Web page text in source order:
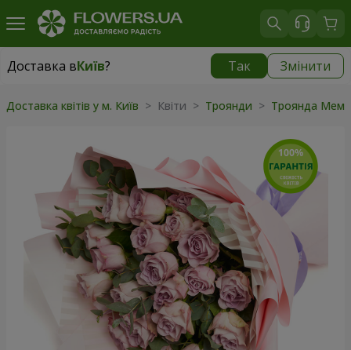
Доставка вКиїв? Так Змінити
Доставка вКиїв
Доставка квітів у м. Київ > Квіти > Троянди > Троянда